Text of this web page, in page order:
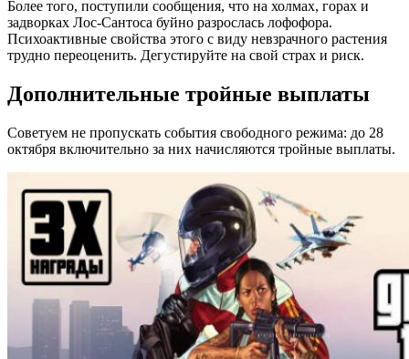
Более того, поступили сообщения, что на холмах, горах и
задворках Лос-Сантоса буйно разрослась лофофора.
Психоактивные свойства этого с виду невзрачного растения
трудно переоценить. Дегустируйте на свой страх и риск.
Дополнительные тройные выплаты
Советуем не пропускать события свободного режима: до 28
октября включительно за них начисляются тройные выплаты.